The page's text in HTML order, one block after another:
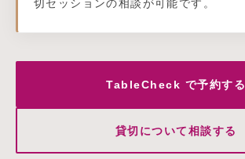
切セッションの相談が可能です。
TableCheck で予約する
貸切について相談する